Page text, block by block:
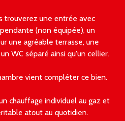
trouverez une entrée avec
(non équipée), un
une agréable terrasse, une
WC séparé ainsi qu'un cellier.
vient compléter ce bien.
chauffage individuel au gaz et
atout au quotidien.